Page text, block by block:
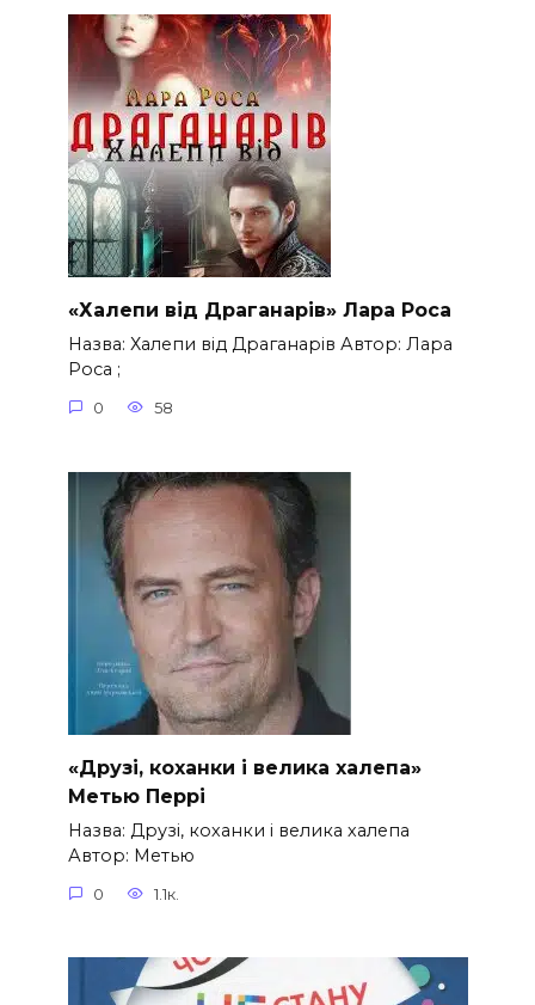
«Халепи від Драганарів» Лара Роса
Назва: Халепи від Драганарів Автор: Лара
Роса ;
0 58
«Друзі, коханки і велика халепа»
Метью Перрі
Назва: Друзі, коханки і велика халепа
Автор: Метью
0 1.1к.